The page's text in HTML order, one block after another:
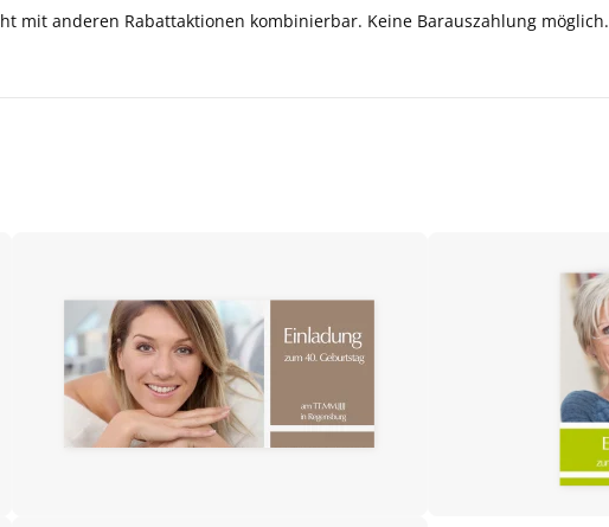
mit anderen Rabattaktionen kombinierbar. Keine Barauszahlung möglich.